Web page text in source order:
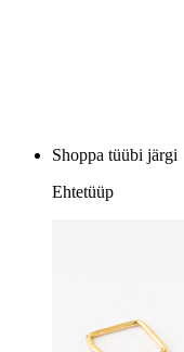
Shoppa tüübi järgi
Ehtetüüp